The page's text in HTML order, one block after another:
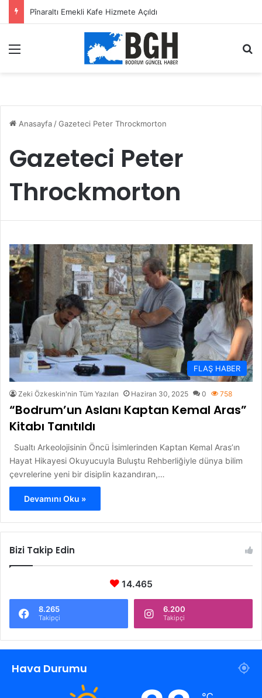
Pînaraltı Emekli Kafe Hizmete Açıldı
Anasayfa /Gazeteci Peter Throckmorton
Gazeteci Peter
Throckmorton
FLAŞ HABER
Zeki Özkeskin'nin Tüm Yazıları Haziran 30, 2025 0 758
“Bodrum’un Aslanı Kaptan Kemal Aras”
Kitabı Tanıtıldı
Sualtı Arkeolojisinin Öncü İsimlerinden Kaptan Kemal Aras’ın
Hayat Hikayesi Okuyucuyla Buluştu Rehberliğiyle dünya bilim
çevrelerine yeni bir disiplin kazandıran,…
Devamını Oku »
Bizi Takip Edin
14.465
8.265
Takipçi
6.200
Takipçi
Hava Durumu